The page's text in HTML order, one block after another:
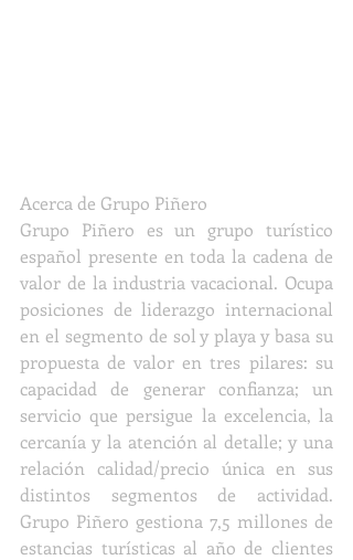
Acerca de Grupo Piñero
Grupo Piñero es un grupo turístico
español presente en toda la cadena de
valor de la industria vacacional. Ocupa
posiciones de liderazgo internacional
en el segmento de sol y playa y basa su
propuesta de valor en tres pilares: su
capacidad de generar confianza; un
servicio que persigue la excelencia, la
cercanía y la atención al detalle; y una
relación calidad/precio única en sus
distintos segmentos de actividad.
Grupo Piñero gestiona 7,5 millones de
estancias turísticas al año de clientes